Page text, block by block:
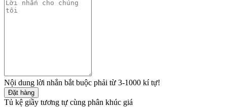
Nội dung lời nhắn bắt buộc phải từ 3-1000 kí tự!
Đặt hàng
Tủ kệ giầy tương tự cùng phân khúc giá